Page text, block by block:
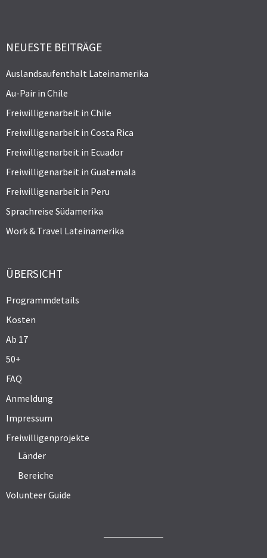
NEUESTE BEITRÄGE
Auslandsaufenthalt Lateinamerika
Au-Pair in Chile
Freiwilligenarbeit in Chile
Freiwilligenarbeit in Costa Rica
Freiwilligenarbeit in Ecuador
Freiwilligenarbeit in Guatemala
Freiwilligenarbeit in Peru
Sprachreise Südamerika
Work & Travel Lateinamerika
ÜBERSICHT
Programmdetails
Kosten
Ab 17
50+
FAQ
Anmeldung
Impressum
Freiwilligenprojekte
Länder
Bereiche
Volunteer Guide